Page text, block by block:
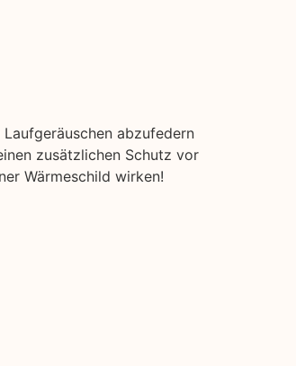
abzufedern
zusätzlichen Schutz vor
Wärmeschild wirken!